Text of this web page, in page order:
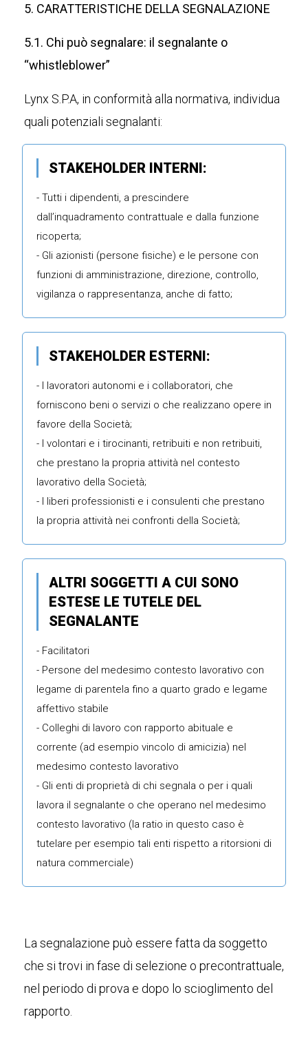
5. CARATTERISTICHE DELLA SEGNALAZIONE
5.1. Chi può segnalare: il segnalante o
“whistleblower”
Lynx S.P.A, in conformità alla normativa, individua
quali potenziali segnalanti:
STAKEHOLDER INTERNI:
- Tutti i dipendenti, a prescindere
dall’inquadramento contrattuale e dalla funzione
ricoperta;
- Gli azionisti (persone fisiche) e le persone con
funzioni di amministrazione, direzione, controllo,
vigilanza o rappresentanza, anche di fatto;
STAKEHOLDER ESTERNI:
- I lavoratori autonomi e i collaboratori, che
forniscono beni o servizi o che realizzano opere in
favore della Società;
- I volontari e i tirocinanti, retribuiti e non retribuiti,
che prestano la propria attività nel contesto
lavorativo della Società;
- I liberi professionisti e i consulenti che prestano
la propria attività nei confronti della Società;
ALTRI SOGGETTI A CUI SONO
ESTESE LE TUTELE DEL
SEGNALANTE
- Facilitatori
- Persone del medesimo contesto lavorativo con
legame di parentela fino a quarto grado e legame
affettivo stabile
- Colleghi di lavoro con rapporto abituale e
corrente (ad esempio vincolo di amicizia) nel
medesimo contesto lavorativo
- Gli enti di proprietà di chi segnala o per i quali
lavora il segnalante o che operano nel medesimo
contesto lavorativo (la ratio in questo caso è
tutelare per esempio tali enti rispetto a ritorsioni di
natura commerciale)
La segnalazione può essere fatta da soggetto
che si trovi in fase di selezione o precontrattuale,
nel periodo di prova e dopo lo scioglimento del
rapporto.